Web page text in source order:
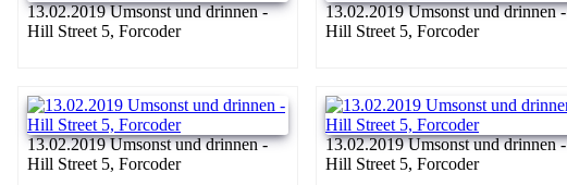
13.02.2019 Umsonst und drinnen -
Hill Street 5, Forcoder
13.02.2019 Umsonst und drinnen -
Hill Street 5, Forcoder
13.02.2019 Umsonst und drinnen -
Hill Street 5, Forcoder
13.02.2019 Umsonst und drinnen -
Hill Street 5, Forcoder